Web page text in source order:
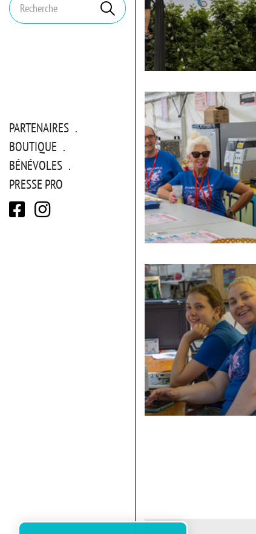
clés
Rechercher
PARTENAIRES
BOUTIQUE
BÉNÉVOLES
PRESSE PRO